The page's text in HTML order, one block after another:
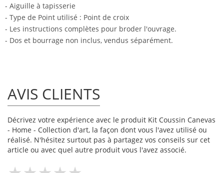
- Aiguille à tapisserie
- Type de Point utilisé : Point de croix
- Les instructions complètes pour broder l'ouvrage.
- Dos et bourrage non inclus, vendus séparément.
AVIS CLIENTS
Décrivez votre expérience avec le produit Kit Coussin Canevas
- Home - Collection d'art, la façon dont vous l'avez utilisé ou
réalisé. N'hésitez surtout pas à partagez vos conseils sur cet
article ou avec quel autre produit vous l'avez associé.